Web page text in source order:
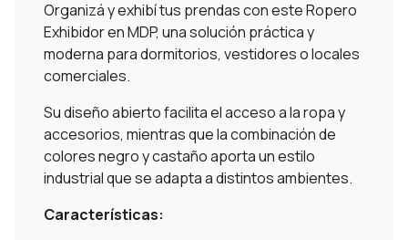
Organizá y exhibí tus prendas con este Ropero
Exhibidor en MDP, una solución práctica y
moderna para dormitorios, vestidores o locales
comerciales.
Su diseño abierto facilita el acceso a la ropa y
accesorios, mientras que la combinación de
colores negro y castaño aporta un estilo
industrial que se adapta a distintos ambientes.
Características: